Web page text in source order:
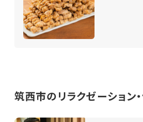
筑西市のリラクゼーション